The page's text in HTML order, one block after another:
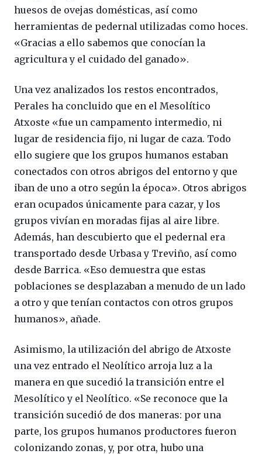
huesos de ovejas domésticas, así como
herramientas de pedernal utilizadas como hoces.
«Gracias a ello sabemos que conocían la
agricultura y el cuidado del ganado».
Una vez analizados los restos encontrados,
Perales ha concluido que en el Mesolítico
Atxoste «fue un campamento intermedio, ni
lugar de residencia fijo, ni lugar de caza. Todo
ello sugiere que los grupos humanos estaban
conectados con otros abrigos del entorno y que
iban de uno a otro según la época». Otros abrigos
eran ocupados únicamente para cazar, y los
grupos vivían en moradas fijas al aire libre.
Además, han descubierto que el pedernal era
transportado desde Urbasa y Treviño, así como
desde Barrica. «Eso demuestra que estas
poblaciones se desplazaban a menudo de un lado
a otro y que tenían contactos con otros grupos
humanos», añade.
Asimismo, la utilización del abrigo de Atxoste
una vez entrado el Neolítico arroja luz a la
manera en que sucedió la transición entre el
Mesolítico y el Neolítico. «Se reconoce que la
transición sucedió de dos maneras: por una
parte, los grupos humanos productores fueron
colonizando zonas, y, por otra, hubo una